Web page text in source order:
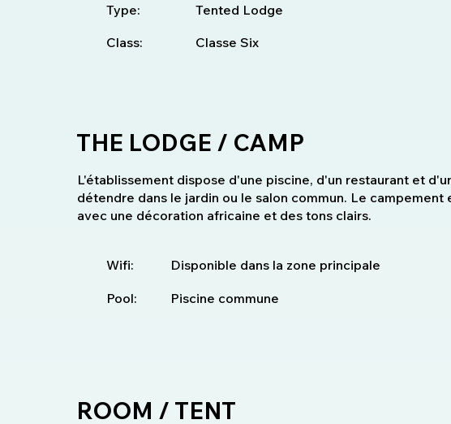
Type: Tented Lodge
Class: Classe Six
THE LODGE / CAMP
L'établissement dispose d'une piscine, d'un restaurant et
détendre dans le jardin ou le salon commun. Le campement
avec une décoration africaine et des tons clairs.
Wifi: Disponible dans la zone principale
Pool: Piscine commune
ROOM / TENT